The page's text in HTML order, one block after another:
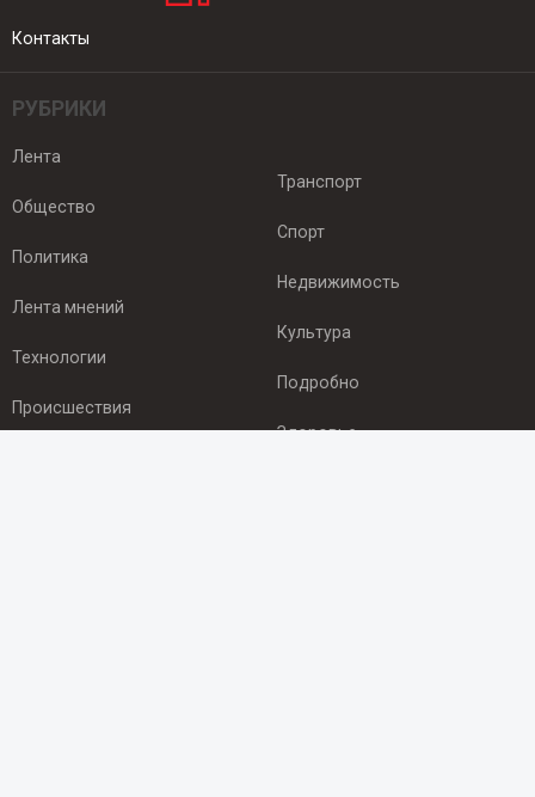
Контакты
РУБРИКИ
Лента
Общество
Политика
Лента мнений
Технологии
Происшествия
Транспорт
Спорт
Недвижимость
Культура
Подробно
Здоровье